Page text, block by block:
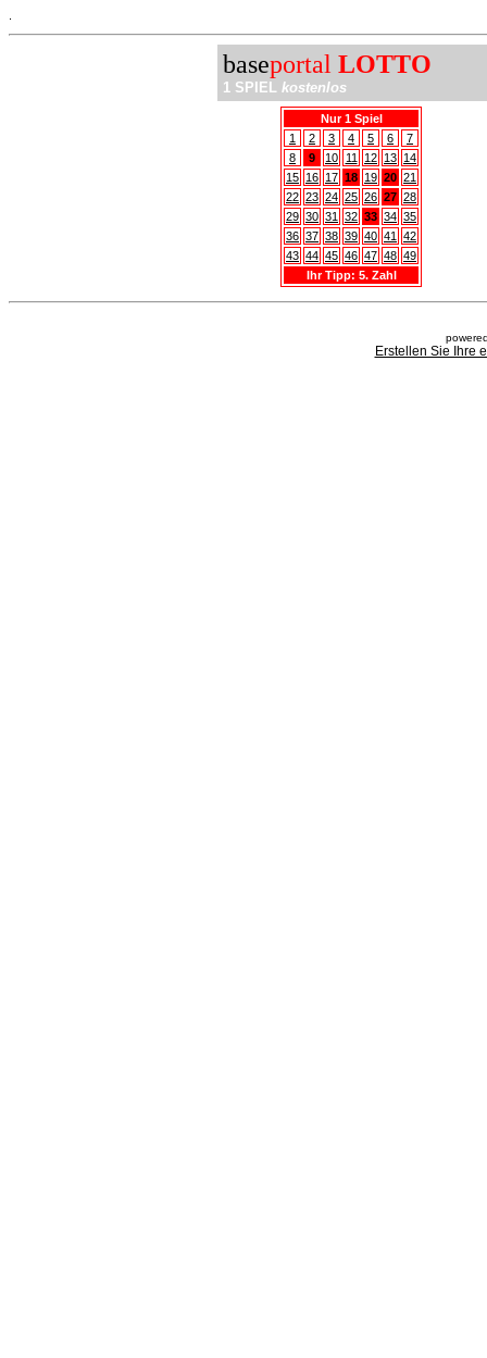
baseportal LOTTO
1 SPIEL kostenlos
Nur 1 Spiel
1
2 3 4 5 6
7
8
9 10 11 12 13 14
15 16 17 18 19 20 21
22 23 24 25 26 27 28
29 30 31 32 33 34 35
36 37 38 39 40 41
42
43 44 45 46 47 48 49
Ihr Tipp: 5. Zahl
Erstellen Sie Ihre